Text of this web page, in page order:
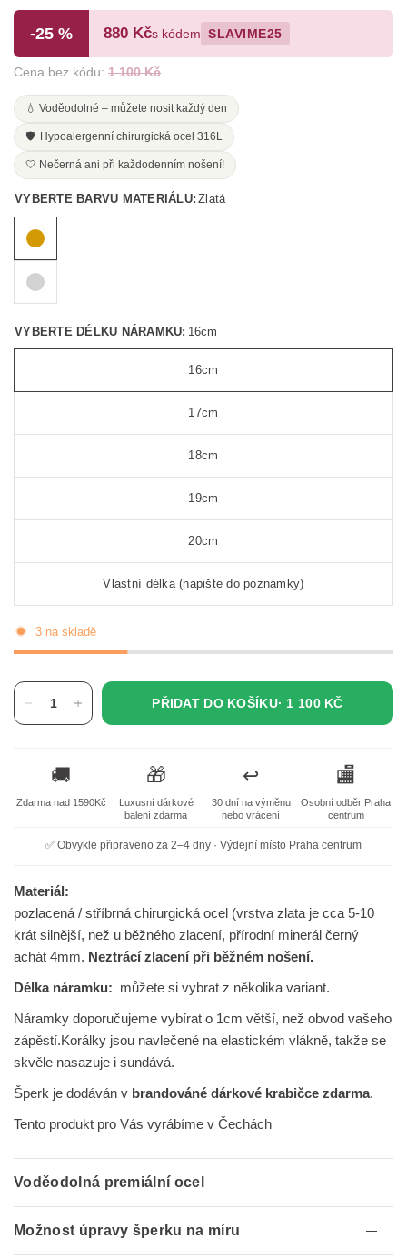
-25 % 880 Kčs kódem SLAVIME25
Cena bez kódu:1 100 Kč
💧 Voděodolné – můžete nosit každý den
🛡️ Hypoalergenní chirurgická ocel 316L
🤍 Nečerná ani při každodenním nošení!
VYBERTE BARVU MATERIÁLU: Zlatá
VYBERTE DÉLKU NÁRAMKU: 16cm
16cm
17cm
18cm
19cm
20cm
Vlastní délka (napište do poznámky)
3 na skladě
PŘIDAT DO KOŠÍKU· 1 100 KČ
🚚
Zdarma nad 1590Kč
🎁
Luxusní dárkové
balení zdarma
↩️
30 dní na výměnu
nebo vrácení
🏬
Osobní odběr Praha
centrum
✅ Obvykle připraveno za 2–4 dny · Výdejní místo Praha centrum
Materiál:
pozlacená / stříbrná chirurgická ocel (vrstva zlata je cca 5-10
krát silnější, než u běžného zlacení, přírodní minerál černý
achát 4mm. Neztrácí zlacení při běžném nošení.
Délka náramku: můžete si vybrat z několika variant.
Náramky doporučujeme vybírat o 1cm větší, než obvod vašeho
zápěstí.Korálky jsou navlečené na elastickém vlákně, takže se
skvěle nasazuje i sundává.
Šperk je dodáván v brandováné dárkové krabičce zdarma.
Tento produkt pro Vás vyrábíme v Čechách
Voděodolná premiální ocel
Možnost úpravy šperku na míru